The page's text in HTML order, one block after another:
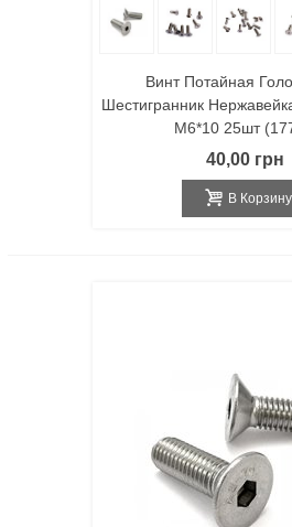
Винт Потайная
Шестигранник
M6*10 25шт
40,00 грн
В Корзину